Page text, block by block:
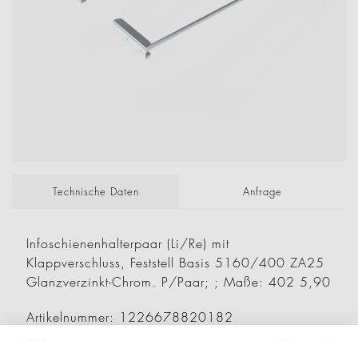
Technische Daten Anfrage
Infoschienenhalterpaar (Li/Re) mit
Klappverschluss, Feststell Basis 5160/400 ZA25
Glanzverzinkt-Chrom. P/Paar; ; Maße: 402 5,90
Artikelnummer: 1226678820182